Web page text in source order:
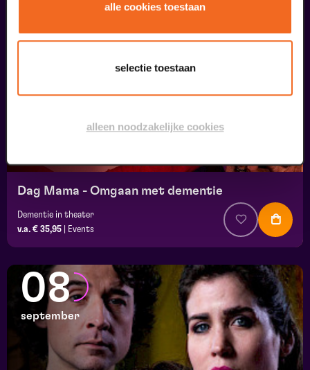
alle cookies toestaan
selectie toestaan
alleen noodzakelijke cookies
Dag Mama - Omgaan met dementie
Dementie in theater
v.a. € 35,95
Events
08
september